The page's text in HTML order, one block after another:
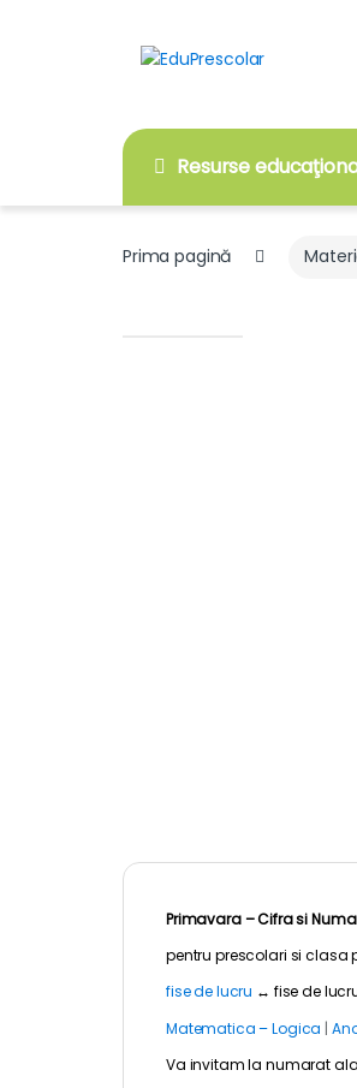
Resurse
Prima pagină
Primavara – Cifra si
pentru prescolari si clasa
fise de lucru ↔ fise de
Matematica – Logica |
Va invitam la numarat